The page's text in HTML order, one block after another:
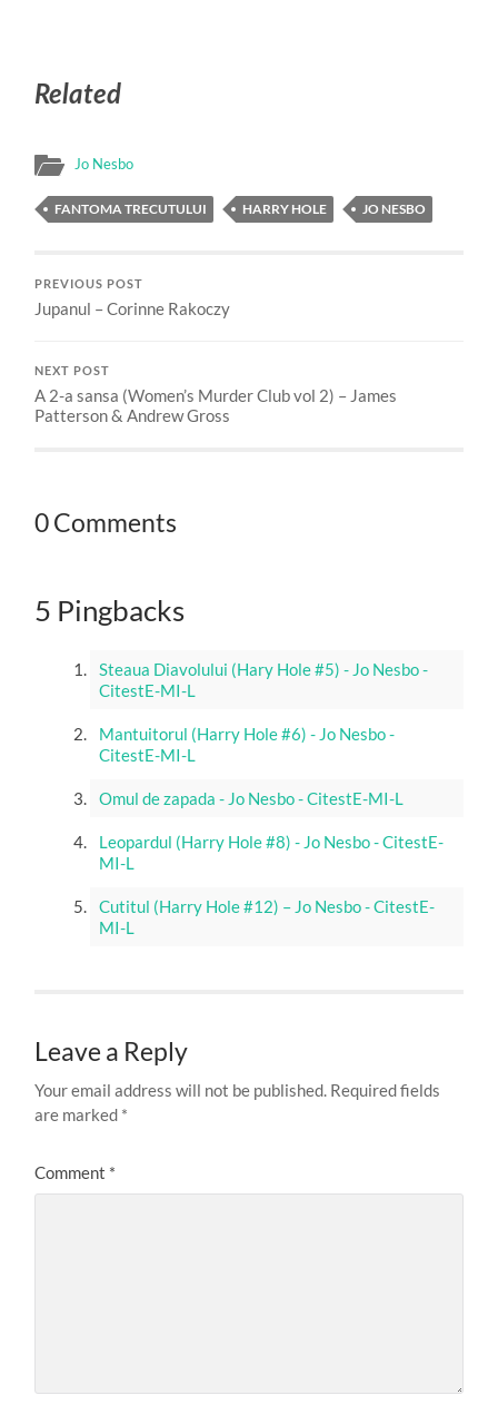
Related
Jo Nesbo
FANTOMA TRECUTULUI HARRY HOLE JO NESBO
PREVIOUS POST
Jupanul – Corinne Rakoczy
NEXT POST
A 2-a sansa (Women’s Murder Club vol 2) – James
Patterson & Andrew Gross
0 Comments
5 Pingbacks
Steaua Diavolului (Hary Hole #5) - Jo Nesbo -
CitestE-MI-L
Mantuitorul (Harry Hole #6) - Jo Nesbo -
CitestE-MI-L
Omul de zapada - Jo Nesbo - CitestE-MI-L
Leopardul (Harry Hole #8) - Jo Nesbo - CitestE-
MI-L
Cutitul (Harry Hole #12) – Jo Nesbo - CitestE-
MI-L
Leave a Reply
Your email address will not be published. Required fields
are marked *
Comment *